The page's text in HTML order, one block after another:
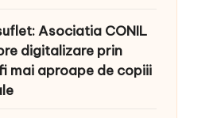
Asociatia CONIL
digitalizare prin
mai aproape de copiii